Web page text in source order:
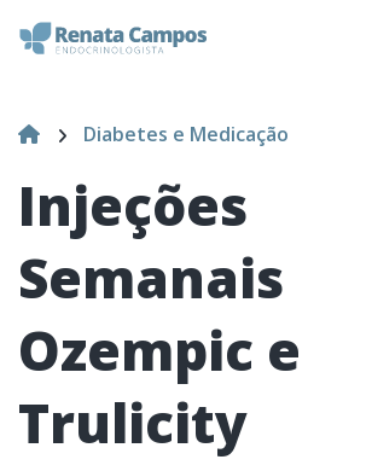
Diabetes e Medicação
Injeções
Semanais
Ozempic e
Trulicity